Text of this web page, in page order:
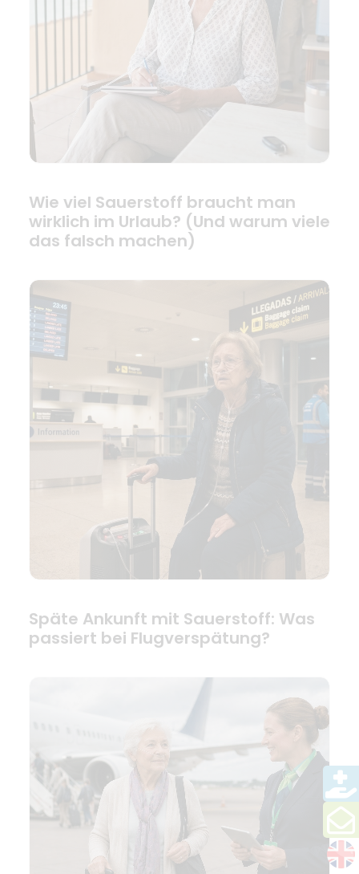
Wie viel Sauerstoff braucht man
wirklich im Urlaub? (Und warum viele
das falsch machen)
Späte Ankunft mit Sauerstoff: Was
passiert bei Flugverspätung?